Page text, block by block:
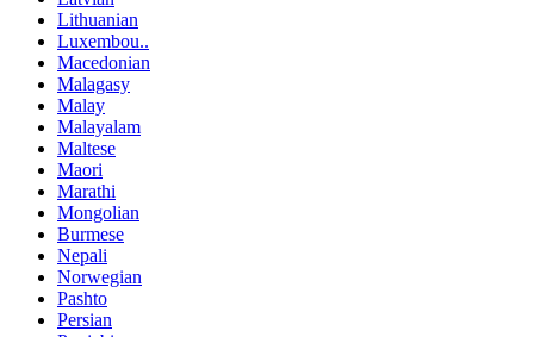
Lithuanian
Luxembou..
Macedonian
Malagasy
Malay
Malayalam
Maltese
Maori
Marathi
Mongolian
Burmese
Nepali
Norwegian
Pashto
Persian